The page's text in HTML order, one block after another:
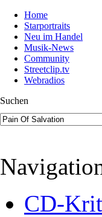
Home
Starportraits
Neu im Handel
Musik-News
Community
Streetclip.tv
Webradios
Suchen
CD-